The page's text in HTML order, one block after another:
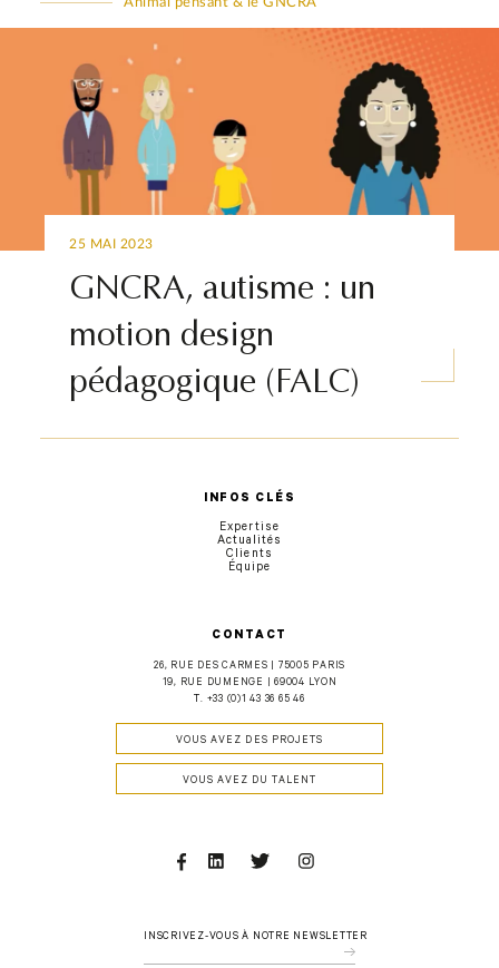
25 MAI 2023
GNCRA, autisme : un
motion design
pédagogique (FALC)
Facebook Linkedin Twitter
INSCRIVEZ-VOUS À NOTRE NEWSLETTER
CONTACT
26, RUE DES CARMES | 75005 PARIS
19, RUE DUMENGE | 69004 LYON
T. +33 (0)1 43 36 65 46
VOUS AVEZ DES PROJETS
VOUS AVEZ DU TALENT
INFOS CLÉS
Expertise
Actualités
Clients
Équipe